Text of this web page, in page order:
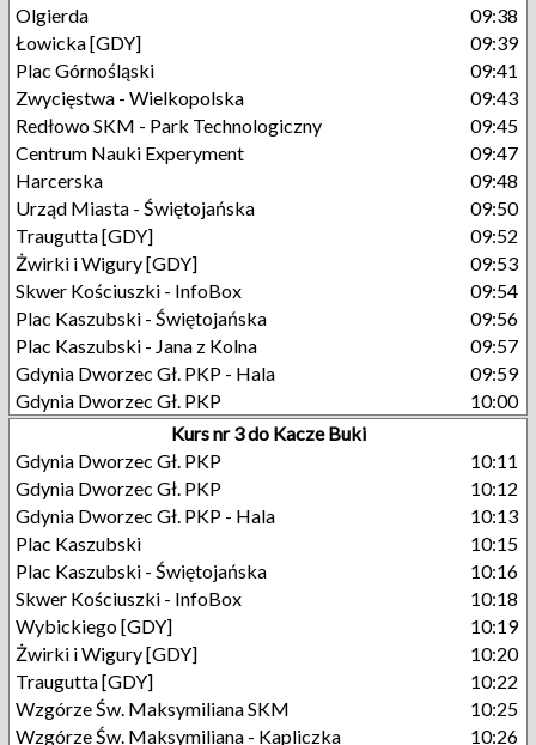
Olgierda
09:38
Łowicka [GDY]
09:39
Plac Górnośląski
09:41
Zwycięstwa - Wielkopolska
09:43
Redłowo SKM - Park Technologiczny
09:45
Centrum Nauki Experyment
09:47
Harcerska
09:48
Urząd Miasta - Świętojańska
09:50
Traugutta [GDY]
09:52
Żwirki i Wigury [GDY]
09:53
Skwer Kościuszki - InfoBox
09:54
Plac Kaszubski - Świętojańska
09:56
Plac Kaszubski - Jana z Kolna
09:57
Gdynia Dworzec Gł. PKP - Hala
09:59
Gdynia Dworzec Gł. PKP
10:00
Kurs nr 3 do Kacze Buki
Gdynia Dworzec Gł. PKP
10:11
Gdynia Dworzec Gł. PKP
10:12
Gdynia Dworzec Gł. PKP - Hala
10:13
Plac Kaszubski
10:15
Plac Kaszubski - Świętojańska
10:16
Skwer Kościuszki - InfoBox
10:18
Wybickiego [GDY]
10:19
Żwirki i Wigury [GDY]
10:20
Traugutta [GDY]
10:22
Wzgórze Św. Maksymiliana SKM
10:25
Wzgórze Św. Maksymiliana - Kapliczka
10:26